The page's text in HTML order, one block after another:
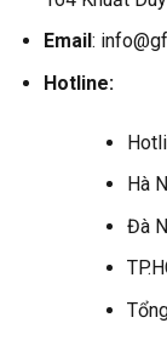
Email:
Hotline:
Hà
Đà